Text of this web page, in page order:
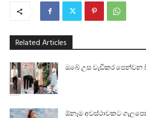
Related Articles
ඔබේ උස වැඩිකර පෙන්වන
ඕනෑම අවස්ථාවකට